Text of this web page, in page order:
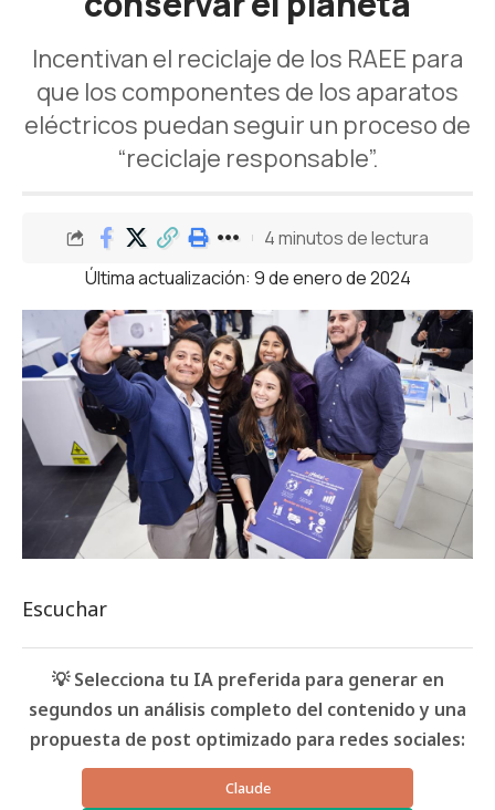
Incentivan el reciclaje de los RAEE para
que los componentes de los aparatos
eléctricos puedan seguir un proceso de
“reciclaje responsable”.
Última actualización: 9 de enero de 2024
4 minutos de lectura
Escuchar
💡 Selecciona tu IA preferida para generar en
segundos un análisis completo del contenido y una
propuesta de post optimizado para redes sociales:
Claude